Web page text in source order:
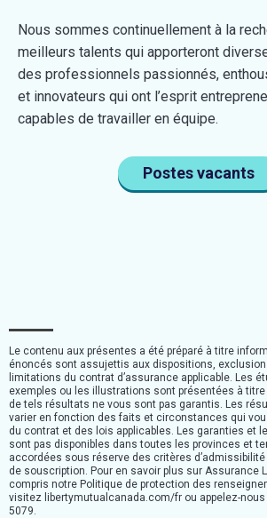
Nous sommes continuellement à la
meilleurs talents qui apporteront
des professionnels passionnés,
et innovateurs qui ont l’esprit
capables de travailler en équipe.
Postes vacants
Le contenu aux présentes a été préparé à titre
énoncés sont assujettis aux dispositions,
limitations du contrat d’assurance applicable. Les
exemples ou les illustrations sont présentées à
de tels résultats ne vous sont pas garantis. Les
varier en fonction des faits et circonstances qui
du contrat et des lois applicables. Les garanties et
sont pas disponibles dans toutes les provinces et
accordées sous réserve des critères
de souscription. Pour en savoir plus sur Assurance
compris notre Politique de protection des
visitez libertymutualcanada.com/fr ou appelez-
5079.